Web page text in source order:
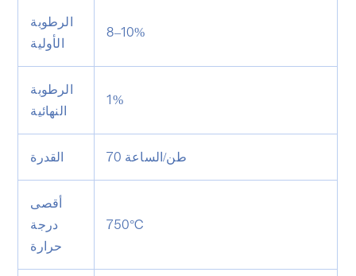
الرطوبة
الأولية
8–10%
الرطوبة
النهائية
1%
القدرة 70 طن/الساعة
أقصى
درجة
حرارة
750°C